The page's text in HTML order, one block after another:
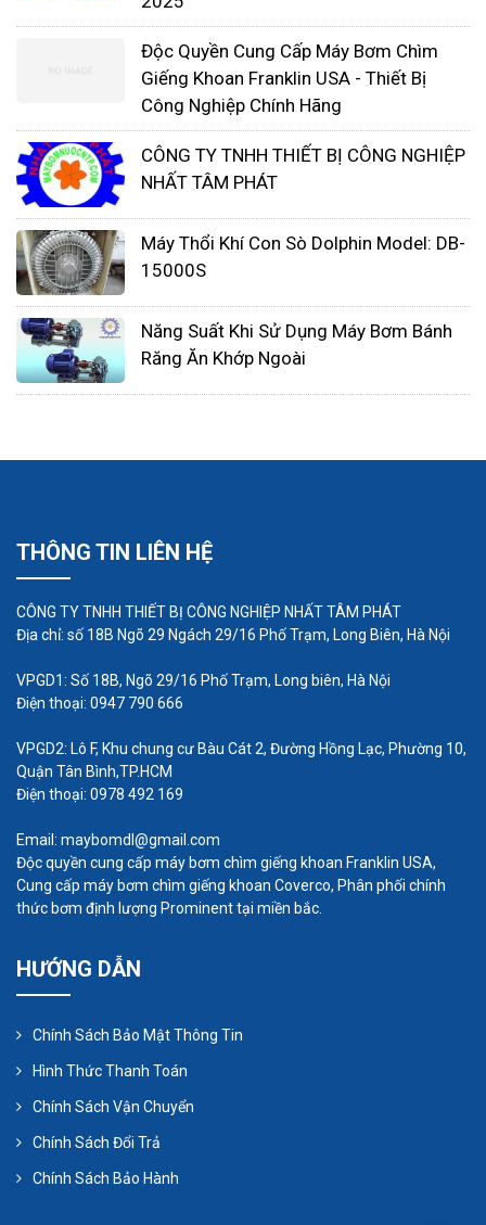
Thường được sử dụng nhiều trong các ngành
may, xử lý nước thải, nuôi trồng thủy hải sản,
thổi khô, thổi khói, các cơ sở Spa, vận chuyển
nguyên vật liệu…
Phù hợp với nhiều ứng dụng nuôi trồng thủy
hải sản tạo oxy hóa đáy cho những mô hình
nuôi thủy trên bè nổi trên quy mô công
nghiệp mật độ cao.
Sản xuất giấy, dệt nhuộm, sản xuất in ấn bao
bì, khai thác mỏ, sản xuất điện tử, chế biến
thực phẩm, thu hồi khí gas trong hệ thống
Độc Quyền Cung Cấp Máy Bơm Chìm
Giếng Khoan Franklin USA - Thiết Bị
Công Nghiệp Chính Hãng
CÔNG TY TNHH THIẾT BỊ CÔNG NGHIỆP
NHẤT TÂM PHÁT
Máy Thổi Khí Con Sò Dolphin Model: DB-
15000S
Năng Suất Khi Sử Dụng Máy Bơm Bánh
Răng Ăn Khớp Ngoài
THÔNG TIN LIÊN HỆ
CÔNG TY TNHH THIẾT BỊ CÔNG NGHIỆP NHẤT TÂM PHÁT
Địa chỉ: số 18B Ngõ 29 Ngách 29/16 Phố Trạm, Long Biên, Hà Nội
VPGD1: Số 18B, Ngõ 29/16 Phố Trạm, Long biên, Hà Nội
Điện thoại: 0947 790 666
VPGD2: Lô F, Khu chung cư Bàu Cát 2, Đường Hồng Lạc, Phường 10,
Quận Tân Bình,TP.HCM
Điện thoại: 0978 492 169
Email: maybomdl@gmail.com
Độc quyền cung cấp máy bơm chìm giếng khoan Franklin USA,
Cung cấp máy bơm chìm giếng khoan Coverco, Phân phối chính
thức bơm định lượng Prominent tại miền bắc.
HƯỚNG DẪN
Chính Sách Bảo Mật Thông Tin
Hình Thức Thanh Toán
Chính Sách Vận Chuyển
Chính Sách Đổi Trả
Chính Sách Bảo Hành